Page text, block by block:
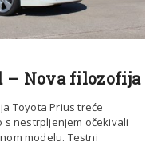
– Nova filozofija
Toyota Prius treće
s nestrpljenjem očekivali
modelu. Testni